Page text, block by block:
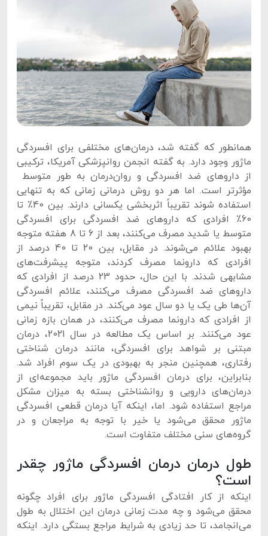
همانطور که گفته شد، درمان‌های مختلفی برای افسردگی
ماژور وجود دارد. به گفته انجمن روانپزشکی آمریکا، ترکیبی
از داروهای ضد افسردگی و روان‌درمان به طور متوسط ​​
مؤثرتر است. اما هر دو روش درمانی زمانی که به تنهایی
استفاده شوند تقریباً اثربخشی یکسانی دارند. بین 40٪ تا
60٪ افرادی که داروهای ضد افسردگی برای افسردگی
متوسط ​​یا شدید مصرف می‌کنند، بعد از 6 تا 8 هفته متوجه
بهبود علائم می‌شوند. در مقابل، بین 20 تا 40 درصد از
افرادی که دارونما مصرف کردند، متوجه پیشرفت‌های
مشابهی شدند. با این حال، حدود 23 درصد از افرادی که
داروهای ضد افسردگی مصرف می‌کنند، علائم افسردگی
آن‌ها طی یک یا دو سال عود می‌کند. در مقابل، تقریباً نیمی
از افرادی که دارونما مصرف می‌کنند، در همان بازه زمانی
عود می‌کنند. بر اساس یک مطالعه در سال 2021، درمان
مبتنی بر شواهد برای افسردگی، مانند درمان شناختی
رفتاری، همچنین منجر به بهبودی در یک سوم افراد شد.
بنابراین، برای درمان افسردگی ماژور باید مجموعه‌ای از
درمان‌های دارویی و روانشناختی بسته به میزان مشکل
مراجع استفاده شود. اما، اینکه آیا درمان قطعی افسردگی
ماژور محقق می‌شود یا خیر با توجه به مراجعان و در
گروه‌های سنی مختلف متفاوت است.
طول درمان درمان افسردگی ماژور چقدر
است؟
اینکه از کار افتادگی افسردگی ماژور برای افراد چگونه
محقق می‌شود و چه مدت زمانی درمان این اختلال به طول
می‌انجامد، تا حد زیادی به شرایط مراجع بستگی دارد. اینکه